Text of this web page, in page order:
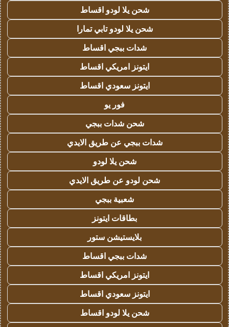
شحن يلا لودو اقساط
شحن يلا لودو تابي تمارا
شدات ببجي اقساط
ايتونز امريكي اقساط
ايتونز سعودي اقساط
فور يو
شحن شدات ببجي
شدات ببجي عن طريق الايدي
شحن يلا لودو
شحن لودو عن طريق الايدي
شعبية ببجي
بطاقات ايتونز
بلايستيشن ستور
شدات ببجي اقساط
ايتونز امريكي اقساط
ايتونز سعودي اقساط
شحن يلا لودو اقساط